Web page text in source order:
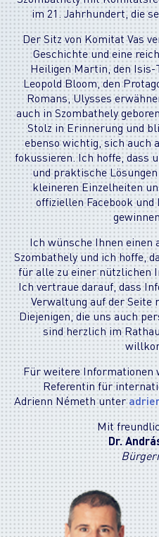
im 21. Jahrhundert, die
Der Sitz von Komitat Vas
Geschichte und eine
Heiligen Martin, den Isis-
Leopold Bloom, den
Romans, Ulysses
auch in Szombathely
Stolz in Erinnerung und
ebenso wichtig, sich auch
fokussieren. Ich hoffe, dass
und praktische
kleineren Einzelheiten
offiziellen Facebook
Ich wünsche Ihnen einen
Szombathely und ich hoffe,
für alle zu einer nützlichen
Ich vertraue darauf, dass
Verwaltung auf der Seite
Diejenigen, die uns auch
sind herzlich im
Für weitere Informationen
Referentin für
Adrienn Németh unter
Mit
Dr.